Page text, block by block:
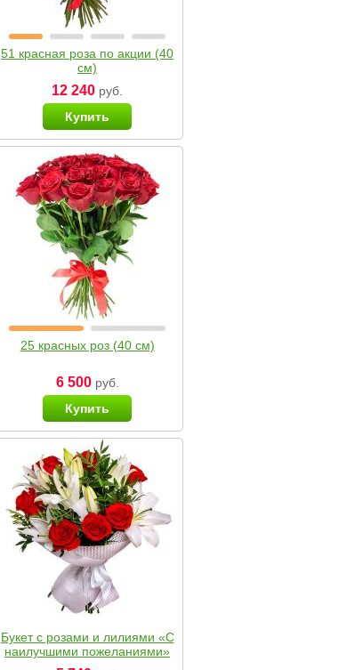
51 красная роза по акции (40
см)
12 240 руб.
Купить
25 красных роз (40 см)
6 500руб.
Купить
Букет с розами и лилиями «С
наилучшими пожеланиями»